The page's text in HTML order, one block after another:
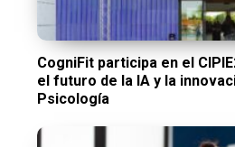
CogniFit participa en el
el futuro de la IA y la
Psicología